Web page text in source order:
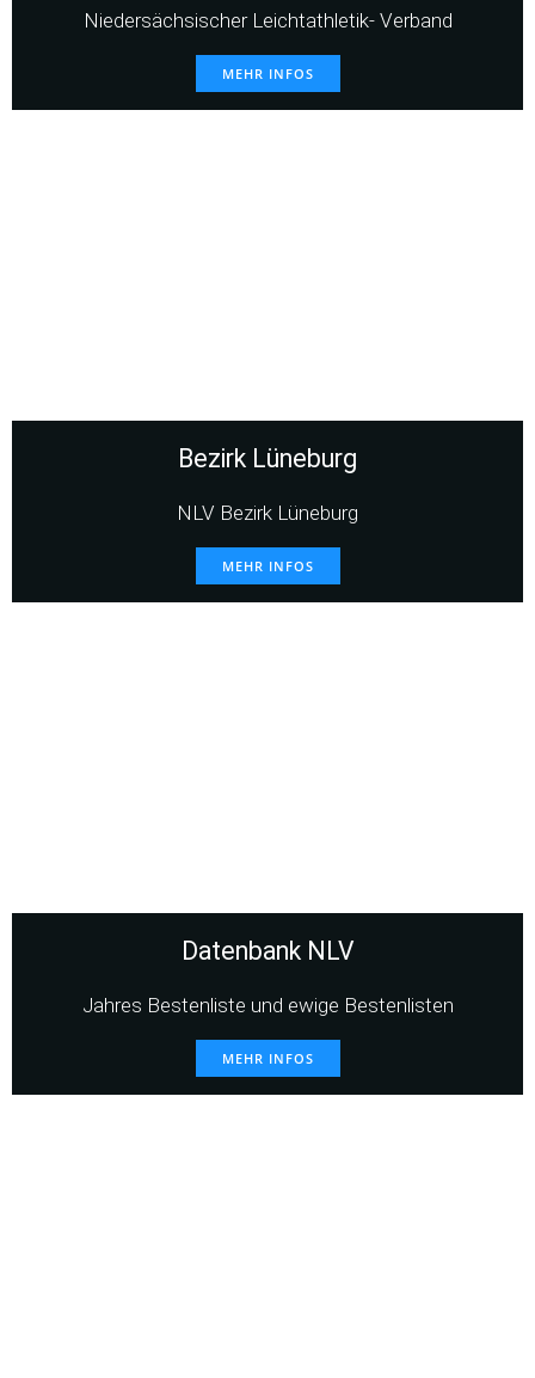
Niedersächsischer Leichtathletik- Verband
MEHR INFOS
Bezirk Lüneburg
NLV Bezirk Lüneburg
MEHR INFOS
Datenbank NLV
Jahres Bestenliste und ewige Bestenlisten
MEHR INFOS